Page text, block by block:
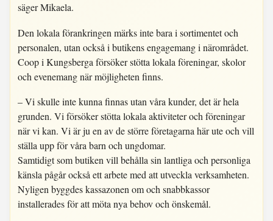
säger Mikaela.
Den lokala förankringen märks inte bara i sortimentet och
personalen, utan också i butikens engagemang i närområdet.
Coop i Kungsberga försöker stötta lokala föreningar, skolor
och evenemang när möjligheten finns.
– Vi skulle inte kunna finnas utan våra kunder, det är hela
grunden. Vi försöker stötta lokala aktiviteter och föreningar
när vi kan. Vi är ju en av de större företagarna här ute och vill
ställa upp för våra barn och ungdomar.
Samtidigt som butiken vill behålla sin lantliga och personliga
känsla pågår också ett arbete med att utveckla verksamheten.
Nyligen byggdes kassazonen om och snabbkassor
installerades för att möta nya behov och önskemål.